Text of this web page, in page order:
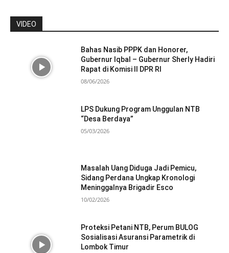
VIDEO
Bahas Nasib PPPK dan Honorer,
Gubernur Iqbal – Gubernur Sherly Hadiri
Rapat di Komisi II DPR RI
08/06/2026
LPS Dukung Program Unggulan NTB
“Desa Berdaya”
05/03/2026
Masalah Uang Diduga Jadi Pemicu,
Sidang Perdana Ungkap Kronologi
Meninggalnya Brigadir Esco
10/02/2026
Proteksi Petani NTB, Perum BULOG
Sosialisasi Asuransi Parametrik di
Lombok Timur